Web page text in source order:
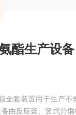
酯生产设备
全套装置用于生产
由反应釜、竖式分